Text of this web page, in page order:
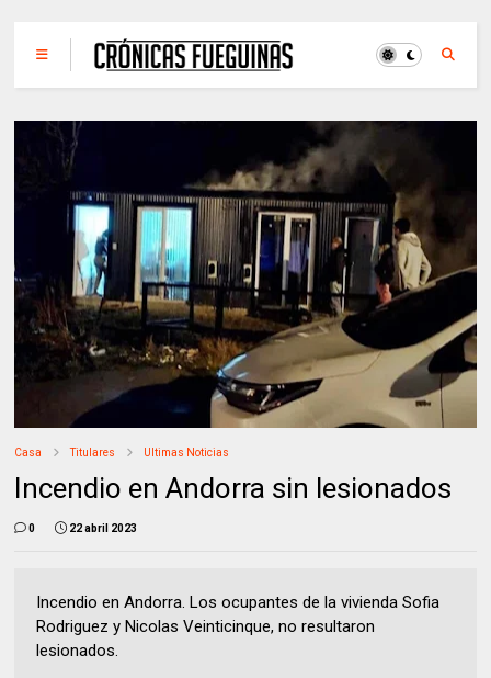
Casa Titulares Ultimas Noticias
Incendio en Andorra sin lesionados
0 22 abril 2023
Incendio en Andorra. Los ocupantes de la vivienda Sofia
Rodriguez y Nicolas Veinticinque, no resultaron
lesionados.